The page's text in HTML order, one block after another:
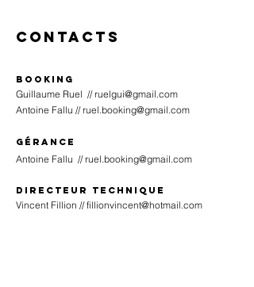
Contacts
Booking
Guillaume Ruel //ruelgui@gmail.com
Antoine Fallu //ruel.booking@gmail.com
Gérance
Antoine Fallu //ruel.booking@gmail.com
Directeur technique
Vincent Fillion //fillionvincent@hotmail.com